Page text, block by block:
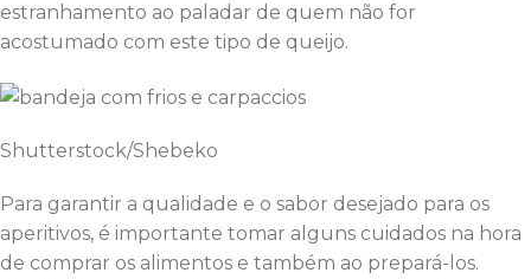
estranhamento ao paladar de quem não for
acostumado com este tipo de queijo.
Shutterstock/Shebeko
Para garantir a qualidade e o sabor desejado para os
aperitivos, é importante tomar alguns cuidados na hora
de comprar os alimentos e também ao prepará-los.